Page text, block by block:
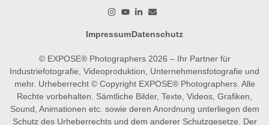
ImpressumDatenschutz
© EXPOSE® Photographers 2026 – Ihr Partner für
Industriefotografie, Videoproduktion, Unternehmensfotografie und
mehr. Urheberrecht © Copyright EXPOSE® Photographers. Alle
Rechte vorbehalten. Sämtliche Bilder, Texte, Videos, Grafiken,
Sound, Animationen etc. sowie deren Anordnung unterliegen dem
Schutz des Urheberrechts und dem anderer Schutzgesetze. Der